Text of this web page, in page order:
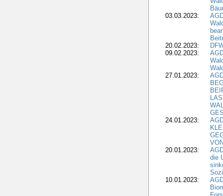
03.03.2023:
20.02.2023:
09.02.2023:
27.01.2023:
24.01.2023:
20.01.2023:
die
10.01.2023: